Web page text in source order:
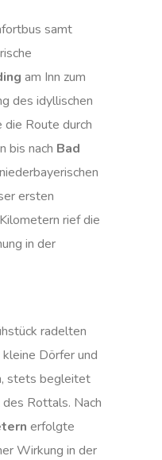
samt
am Inn zum
des idyllischen
die Route durch
bis nach Bad
ersten
rief die
in der
radelten
kleine Dörfer und
stets begleitet
Rottals. Nach
erfolgte
Wirkung in der